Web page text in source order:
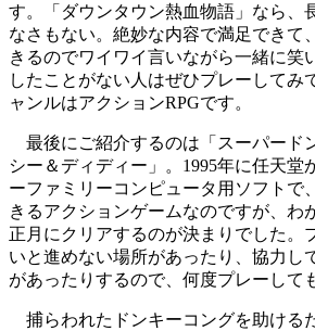
す。「ダウンタウン熱血物語」なら、
なさもない。絶妙な内容で満足できて
きるのでワイワイ言いながら一緒に笑
したことがない人はぜひプレーしてみ
ャンルはアクションRPGです。
最後にご紹介するのは「スーパード
シー＆ディディー」。1995年に任天堂
ーファミリーコンピュータ用ソフトで
きるアクションゲームなのですが、わ
正月にクリアするのが決まりでした。
いと進めない場所があったり、協力し
があったりするので、何度プレーして
捕らわれたドンキーコングを助ける